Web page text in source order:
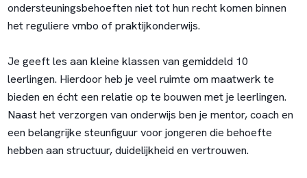
ondersteuningsbehoeften niet tot hun recht komen binnen
het reguliere vmbo of praktijkonderwijs.
Je geeft les aan kleine klassen van gemiddeld 10
leerlingen. Hierdoor heb je veel ruimte om maatwerk te
bieden en écht een relatie op te bouwen met je leerlingen.
Naast het verzorgen van onderwijs ben je mentor, coach en
een belangrijke steunfiguur voor jongeren die behoefte
hebben aan structuur, duidelijkheid en vertrouwen.